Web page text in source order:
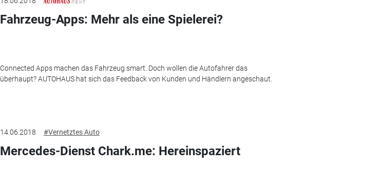
Fahrzeug-Apps: Mehr als eine Spielerei?
Connected Apps machen das Fahrzeug smart. Doch wollen die Autofahrer das
überhaupt? AUTOHAUS hat sich das Feedback von Kunden und Händlern angeschaut.
14.06.2018 #Vernetztes Auto
Mercedes-Dienst Chark.me: Hereinspaziert